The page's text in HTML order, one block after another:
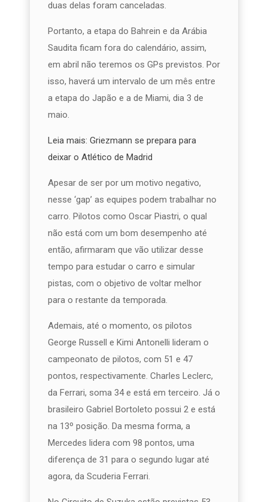
duas delas foram canceladas.
Portanto, a etapa do Bahrein e da Arábia
Saudita ficam fora do calendário, assim,
em abril não teremos os GPs previstos. Por
isso, haverá um intervalo de um mês entre
a etapa do Japão e a de Miami, dia 3 de
maio.
Leia mais: Griezmann se prepara para
deixar o Atlético de Madrid
Apesar de ser por um motivo negativo,
nesse ‘gap’ as equipes podem trabalhar no
carro. Pilotos como Oscar Piastri, o qual
não está com um bom desempenho até
então, afirmaram que vão utilizar desse
tempo para estudar o carro e simular
pistas, com o objetivo de voltar melhor
para o restante da temporada.
Ademais, até o momento, os pilotos
George Russell e Kimi Antonelli lideram o
campeonato de pilotos, com 51 e 47
pontos, respectivamente. Charles Leclerc,
da Ferrari, soma 34 e está em terceiro. Já o
brasileiro Gabriel Bortoleto possui 2 e está
na 13º posição. Da mesma forma, a
Mercedes lidera com 98 pontos, uma
diferença de 31 para o segundo lugar até
agora, da Scuderia Ferrari.